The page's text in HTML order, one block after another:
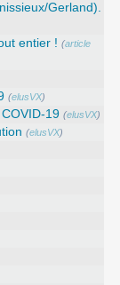
Gerland).
entier ! (article
(elusVX)
(elusVX)
(elusVX)